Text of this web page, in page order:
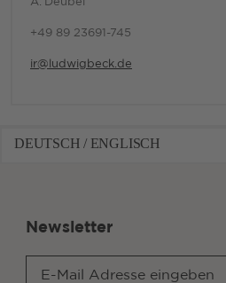
+49 89 23691-745
ir@ludwigbeck.de
DEUTSCH / ENGLISCH
Newsletter